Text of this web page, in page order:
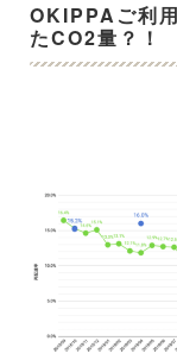
OKIPPAご利
たCO2量？！